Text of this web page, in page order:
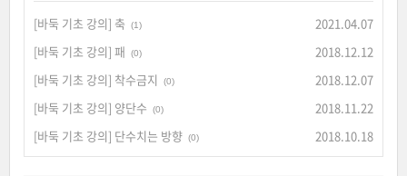
[바둑 기초 강의] 축 (1)
2021.04.07
[바둑 기초 강의] 패
(0)
2018.12.12
[바둑 기초 강의] 착수금지
(0)
2018.12.07
[바둑 기초 강의] 양단수
(0)
2018.11.22
[바둑 기초 강의] 단수치는 방향 (0) 2018.10.18